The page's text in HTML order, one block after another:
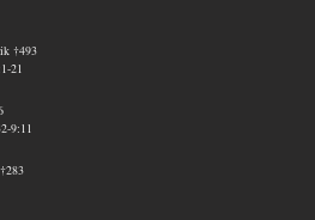
†493
21
9:11